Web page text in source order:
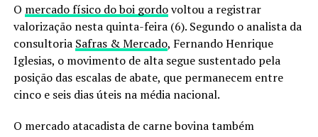
O mercado físico do boi gordovoltou a registrar
valorização nesta quinta-feira (6). Segundo o analista da
consultoria Safras & Mercado, Fernando Henrique
Iglesias, o movimento de alta segue sustentado pela
posição das escalas de abate, que permanecem entre
cinco e seis dias úteis na média nacional.
O mercado atacadista de carne bovina também